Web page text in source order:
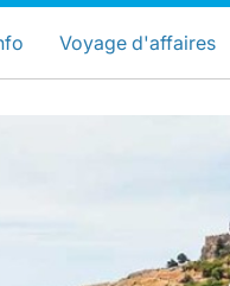
Sites
et langue
Voyage d'affaires